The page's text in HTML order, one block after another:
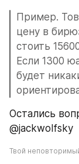
Пример.
цену в
стоить
Если 1300
будет
Остались
@jackwolfsky
Твой